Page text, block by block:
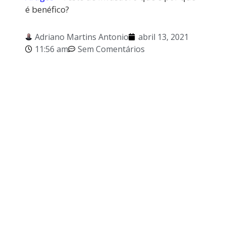
é benéfico?
Adriano Martins Antonio
abril 13, 2021
11:56 am
Sem Comentários